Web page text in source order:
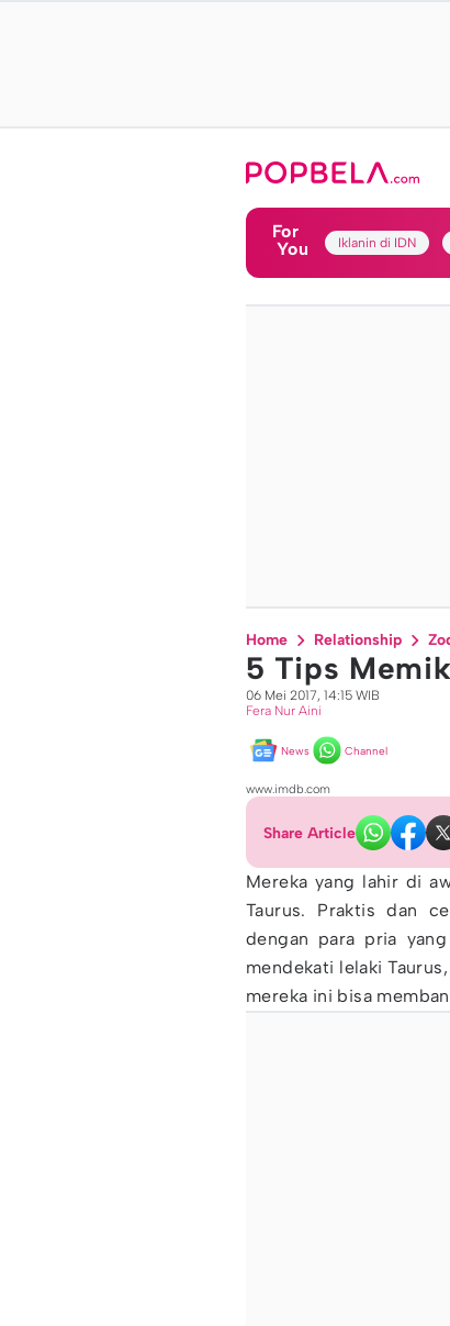
For
You
Iklanin di IDN
Home Relationship
5 Tips
06 Mei 2017, 14:15 WIB
Fera Nur Aini
News Channel
www.imdb.com
Share Article
Mereka yang lahir di
Taurus. Praktis dan
dengan para pria
mendekati lelaki
mereka ini bisa